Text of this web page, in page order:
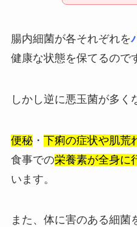
腸内細菌が各それぞれを
健康な状態を保てるので
しかし逆に悪玉菌が多く
便秘・ 下痢の症状や肌荒
食事での栄養素が全身に
います。
また、体に害のある細菌